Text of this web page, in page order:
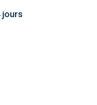
jours